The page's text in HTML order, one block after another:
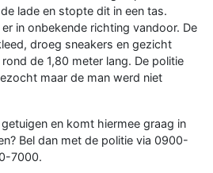
lade en stopte dit in een tas.
in onbekende richting vandoor. De
droeg sneakers en gezicht
de 1,80 meter lang. De politie
maar de man werd niet
en komt hiermee graag in
Bel dan met de politie via 0900-
7000.